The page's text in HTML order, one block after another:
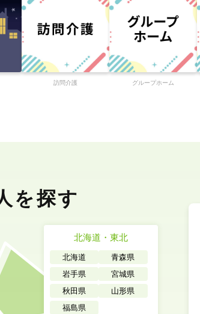
訪問介護 グループホーム
を探す
北海道・東北
北海道
青森県
岩手県
宮城県
秋田県
山形県
福島県